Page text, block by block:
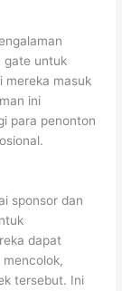
gate untuk
mereka masuk
ini
para penonton
sponsor dan
dapat
tersebut. Ini